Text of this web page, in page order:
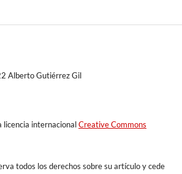
Alberto Gutiérrez Gil
licencia internacionalCreative Commons
todos los derechos sobre su artículo y cede